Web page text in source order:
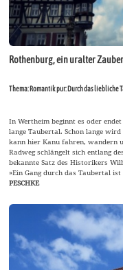
Rothenburg, ein uralter Zauber
Thema: Romantik pur: Durch das
In Wertheim beginnt es oder
lange Taubertal. Schon lange
kann hier Kanu fahren, wandern
Radweg schlängelt sich entlang
bekannte Satz des Historikers
»Ein Gang durch das Taubertal
PESCHKE